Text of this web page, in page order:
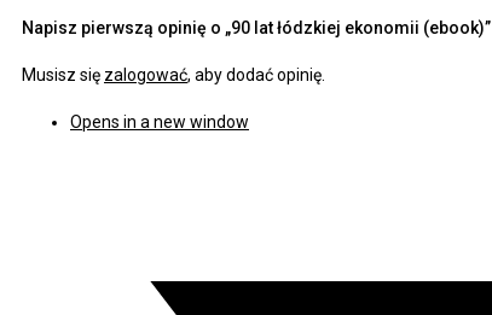
Napisz pierwszą opinię o „90 lat łódzkiej ekonomii (ebook)”
Musisz się zalogować, aby dodać opinię.
Opens in a new window